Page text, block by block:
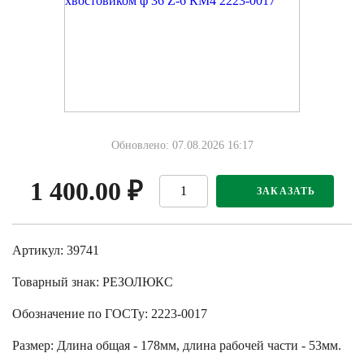
Обновлено: 07.08.2026 16:17
1 400.00 ₽ ЗАКАЗАТЬ
Артикул: 39741
Товарный знак: РЕЗОЛЮКС
Обозначение по ГОСТу: 2223-0017
Размер: Длина общая - 178мм, длина рабочей части - 53мм.